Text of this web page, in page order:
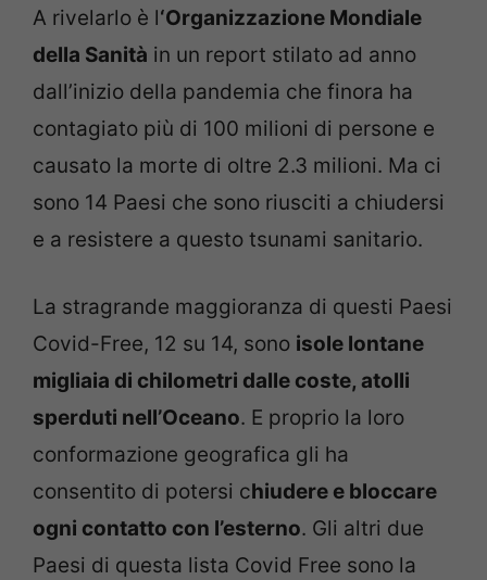
A rivelarlo è l‘Organizzazione Mondiale
della Sanità in un report stilato ad anno
dall’inizio della pandemia che finora ha
contagiato più di 100 milioni di persone e
causato la morte di oltre 2.3 milioni. Ma ci
sono 14 Paesi che sono riusciti a chiudersi
e a resistere a questo tsunami sanitario.
La stragrande maggioranza di questi Paesi
Covid-Free, 12 su 14, sono isole lontane
migliaia di chilometri dalle coste, atolli
sperduti nell’Oceano. E proprio la loro
conformazione geografica gli ha
consentito di potersi chiudere e bloccare
ogni contatto con l’esterno. Gli altri due
Paesi di questa lista Covid Free sono la